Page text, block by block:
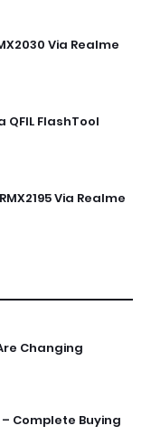
Via Realme
QFIL FlashTool
Via Realme
Changing
Complete Buying